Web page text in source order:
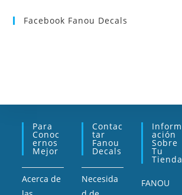
Facebook Fanou Decals
Para
Conoc
Ernos
Mejor
Acerca de
Contac
Tar
Fanou
Decals
Necesida
Inform
Ación
Sobre
Tu
Tienda
FANOU